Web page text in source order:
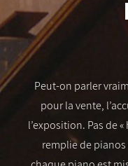
Peut-on parler
pour la vente,
l’exposition. Pas de
remplie de